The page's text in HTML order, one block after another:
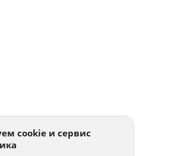
cookie и сервис